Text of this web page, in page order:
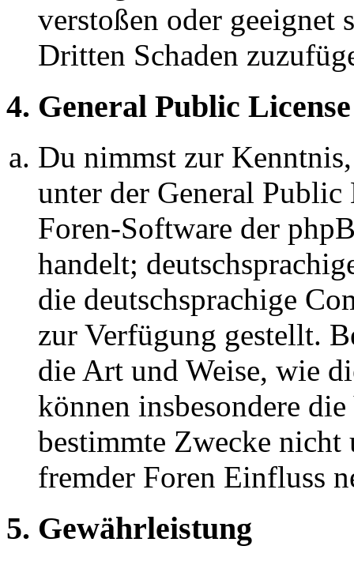
verstoßen oder geeignet
Dritten Schaden
4. General Public License
Du nimmst zur
unter der General
Foren-Software der
handelt;
die deutschsprachige
zur Verfügung gestellt.
die Art und Weise, wie
können insbesondere
bestimmte Zwecke nicht
fremder Foren Einfluss
5. Gewährleistung